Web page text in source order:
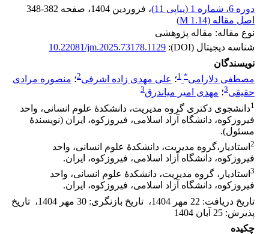
دوره 6، شماره 1 (پیاپی 11)
، فروردین 1404 ، صفحه 348-382
اصل مقاله (1.14 M
)
نوع مقاله: مقاله پژوهشی
شناسه دیجیتال (DOI):
10.22081/jm.2025.73178.1129
نویسندگان
مصطفی دلارامی*
1؛ علی مهدی زاده اشرفی2؛ منصوره مرادی
حقیقی3؛ مهدی امیر میاندرق3
1دانشجوی دکتری گروه مدیریت، دانشکدۀ علوم انسانی، واحد
فیروزکوه، دانشگاه آزاد اسلامی، فیروزکوه، ‏ایران (نویسندۀ
مسئول).‏
2 استادیار،گروه مدیریت، دانشکدۀ علوم انسانی، واحد
فیروزکوه، دانشگاه آزاد اسلامی، فیروزکوه، ایران.‏
3 استادیار، گروه مدیریت، دانشکدۀ علوم انسانی، واحد
فیروزکوه، دانشگاه آزاد اسلامی، فیروزکوه، ایران.‏
تاریخ دریافت: 22 مهر 1404 ، تاریخ بازنگری: 30 مهر 1404 ، تاریخ
پذیرش: 25 آبان 1404
چکیده